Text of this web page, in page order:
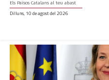
Els Països Catalans al teu abast
Dilluns, 10 de agost del 2026